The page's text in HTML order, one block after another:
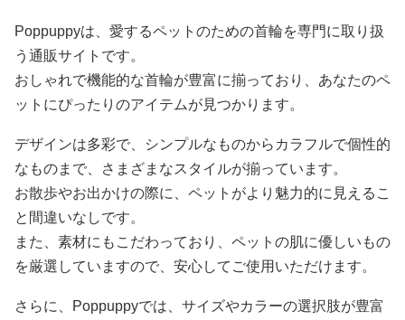
Poppuppyは、愛するペットのための首輪を専門に取り扱
う通販サイトです。
おしゃれで機能的な首輪が豊富に揃っており、あなたのペ
ットにぴったりのアイテムが見つかります。
デザインは多彩で、シンプルなものからカラフルで個性的
なものまで、さまざまなスタイルが揃っています。
お散歩やお出かけの際に、ペットがより魅力的に見えるこ
と間違いなしです。
また、素材にもこだわっており、ペットの肌に優しいもの
を厳選していますので、安心してご使用いただけます。
さらに、Poppuppyでは、サイズやカラーの選択肢が豊富